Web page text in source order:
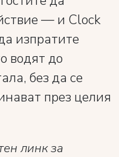
— и Clock
изпратите
водят до
без да се
през целия
линк за